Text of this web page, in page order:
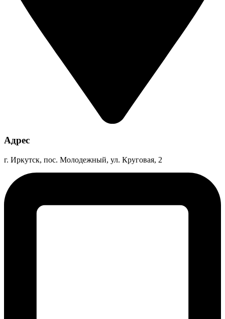
Адрес
г. Иркутск, пос. Молодежный, ул. Круговая, 2